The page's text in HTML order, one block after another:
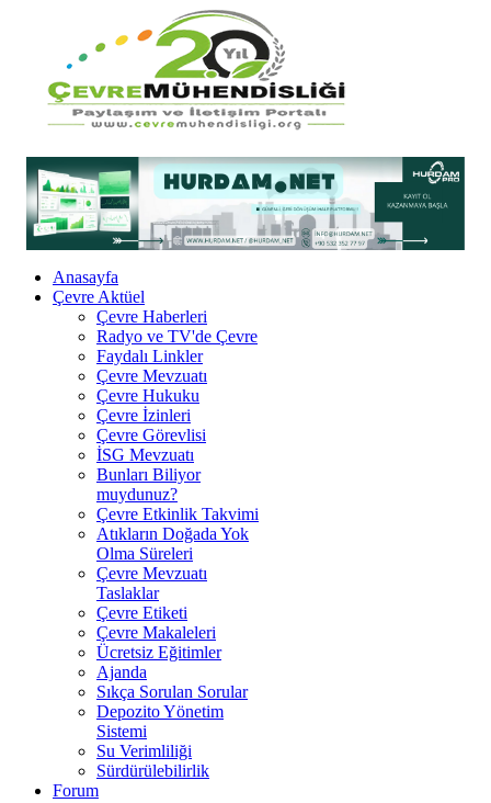
Anasayfa
Çevre Aktüel
Çevre Haberleri
Radyo ve TV'de Çevre
Faydalı Linkler
Çevre Mevzuatı
Çevre Hukuku
Çevre İzinleri
Çevre Görevlisi
İSG Mevzuatı
Bunları Biliyor
muydunuz?
Çevre Etkinlik Takvimi
Atıkların Doğada Yok
Olma Süreleri
Çevre Mevzuatı
Taslaklar
Çevre Etiketi
Çevre Makaleleri
Ücretsiz Eğitimler
Ajanda
Sıkça Sorulan Sorular
Depozito Yönetim
Sistemi
Su Verimliliği
Sürdürülebilirlik
Forum